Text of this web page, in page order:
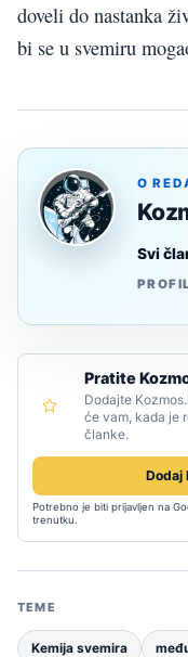
doveli do nastanka
bi se u svemiru
O
Svi
Pratite
Dodajte
će vam, kada je
članke.
Dodaj
Potrebno je biti prijavljen na
trenutku.
TEME
Kemija svemira